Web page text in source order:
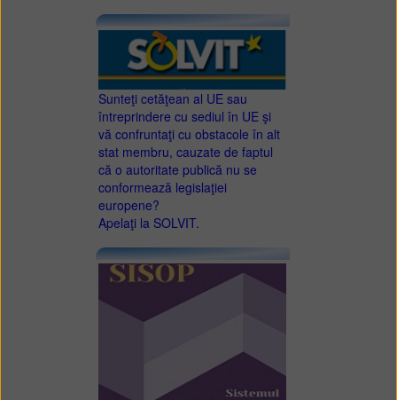
Sunteţi cetăţean al UE sau
întreprindere cu sediul în UE şi
vă confruntaţi cu obstacole în alt
stat membru, cauzate de faptul
că o autoritate publică nu se
conformează legislaţiei
europene?
Apelaţi la SOLVIT.